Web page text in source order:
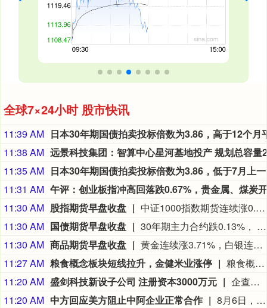
全球7×24小时 股市快讯
11:39 AM
11:38 AM
11:35 AM
11:31 AM
11:30 AM 股指期货早盘收盘
中证1000指数期货连续涨0.06%， 沪深300指数期货连续跌0.45%， 中证500指数期货连续跌0.36%， 上证50指数期货连续跌0.38%。
11:30 AM 国债期货早盘收盘
30年期主力合约跌0.13%， 10年期主力合约跌0.04%， 5年期主力合约跌0.01%， 2年期主力合约基本持平。
11:30 AM 商品期货早盘收盘
黄金连续涨3.71%，白银连续涨3.15%，甲醇连续跌3.10%，丙烯连续跌2.97%，铁矿石连续涨2.14%。
11:27 AM 粮食概念板块短线拉升，金健米业涨停
粮食概念板块短线拉升，金健米业涨停，神农种业、秋乐种业、京粮控股、新赛股份、敦煌种业等纷纷走高。
11:20 AM 盛剑科技新设子公司 注册资本3000万元
企查查APP显示，近日，湖北盛剑科技有限公司成立，法定代表人为常程，注册资本为3000万元，经营范围包含：半导体器件专用设备销售；机械设备销售；机械零件、零部件销售；普通机械设备安装服务等。企查查股权穿透显示，该公司由盛剑科技全资持股。
11:20 AM 中方回应美方阻止中阿企业正常合作 8月6日，中国驻阿根廷使馆发言人就美方肆意破坏中阿合作发表谈话。近期，美国驻阿根廷使馆蓄意煽炒“中国威胁论”，泛化国家安全概念，以吊销签证方式赤裸裸阻止阿方企业同中国华为公司开展正常合作。有关做法充分反映出美方的傲慢与偏见，是对他国主权的极大不尊重和对自由市场原则的严重破坏，中方坚决反对。美国一贯标榜民主自由价值观，却容不下一家外国民营企业在第三国的正常生存和发展，其虚伪本质暴露无遗。我们敦促美方端正对华认知，停止霸权行径和政治操弄。（中国驻阿根廷使馆）